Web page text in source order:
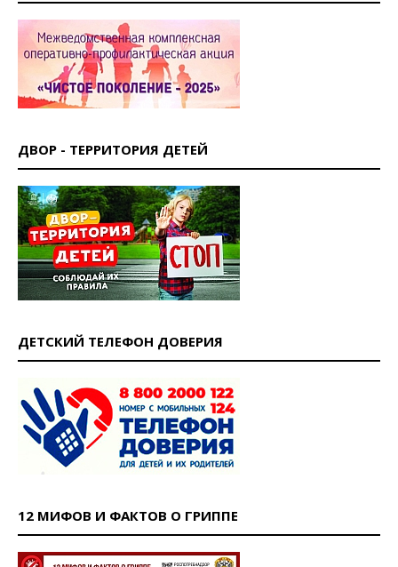
ДВОР - ТЕРРИТОРИЯ ДЕТЕЙ
ДЕТСКИЙ ТЕЛЕФОН ДОВЕРИЯ
12 МИФОВ И ФАКТОВ О ГРИППЕ